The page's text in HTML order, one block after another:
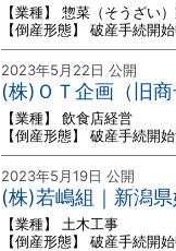
【業種】 惣菜（そうざい
【倒産形態】 破産手続開
2023年5月22日 公開
(株)ＯＴ企画（旧
【業種】 飲食店経営
【倒産形態】 破産手続開
2023年5月19日 公開
(株)若嶋組｜新潟
【業種】 土木工事
【倒産形態】 破産手続開